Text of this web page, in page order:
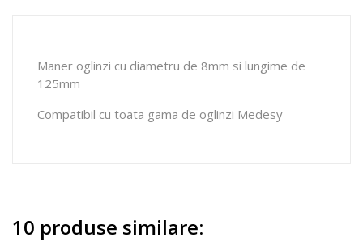
Maner oglinzi cu diametru de 8mm si lungime de
125mm
Compatibil cu toata gama de oglinzi Medesy
10 produse similare: